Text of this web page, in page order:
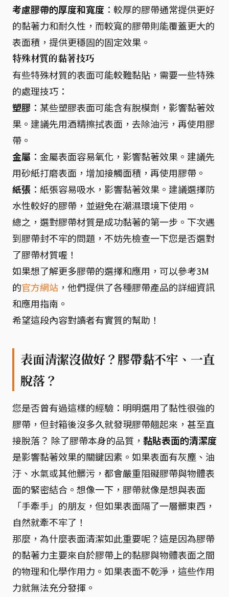
考慮膠帶的厚度和寬度 ：較厚的膠帶通常提供更好
的黏著力和耐久性，而較寬的膠帶則能覆蓋更大的
表面積，提供更穩固的固定效果。
特殊材質的黏著技巧
有些特殊材質的表面可能較難黏貼，需要一些特殊
的處理技巧：
塑膠 ：某些塑膠表面可能含有脫模劑，影響黏著效
果。建議先用酒精擦拭表面，去除油污，再使用膠
帶。
金屬 ：金屬表面容易氧化，影響黏著效果。建議先
用砂紙打磨表面，增加接觸面積，再使用膠帶。
紙張 ：紙張容易吸水，影響黏著效果。建議選擇防
水性較好的膠帶，並避免在潮濕環境下使用。
總之，選對膠帶材質是成功黏著的第一步。下次遇
到膠帶封不牢的問題，不妨先檢查一下您是否選對
了膠帶材質喔！
如果想了解更多膠帶的選擇和應用，可以參考3M
的官方網站 ，他們提供了各種膠帶產品的詳細資訊
和應用指南。
希望這段內容對讀者有實質的幫助！
表面清潔沒做好？膠帶黏不牢、一直
脫落？
您是否曾有過這樣的經驗：明明選用了黏性很強的
膠帶，但封箱後沒多久就發現膠帶翹起來，甚至直
接脫落？ 除了膠帶本身的品質， 黏貼表面的清潔度
是影響黏著效果的關鍵因素。如果表面有灰塵、油
汙、水氣或其他髒污，都會嚴重阻礙膠帶與物體表
面的緊密結合。想像一下，膠帶就像是想與表面
「手牽手」的朋友，但如果表面隔了一層髒東西，
自然就牽不牢了！
那麼，為什麼表面清潔如此重要呢？這是因為膠帶
的黏著力主要來自於膠帶上的黏膠與物體表面之間
的物理和化學作用力。如果表面不乾淨，這些作用
力就無法充分發揮。